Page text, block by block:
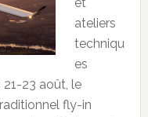
et
ateliers
techniqu
es
23 août, le
fly-in